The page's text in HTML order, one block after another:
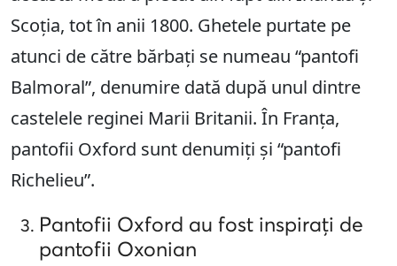
Scoția, tot în anii 1800. Ghetele purtate pe
atunci de către bărbați se numeau “pantofi
Balmoral”, denumire dată după unul dintre
castelele reginei Marii Britanii. În Franța,
pantofii Oxford sunt denumiți și “pantofi
Richelieu”.
Pantofii Oxford au fost inspirați de
pantofii Oxonian